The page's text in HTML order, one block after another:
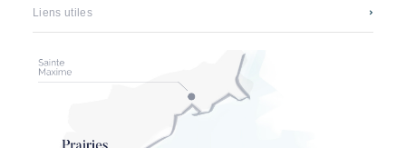
Liens utiles
Carrières